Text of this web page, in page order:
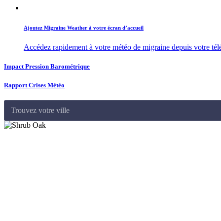
Ajoutez Migraine Weather à votre écran d’accueil
Accédez rapidement à votre météo de migraine depuis votre
Impact Pression Barométrique
Rapport Crises Météo
Trouvez votre ville